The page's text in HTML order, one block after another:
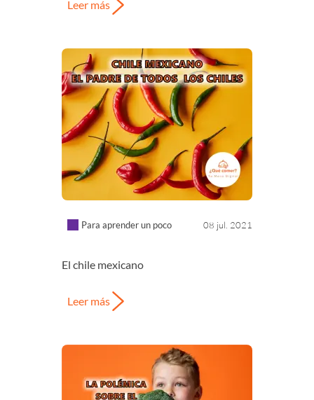
Leer más
Para aprender un poco 08 jul. 2021
El chile mexicano
Leer más